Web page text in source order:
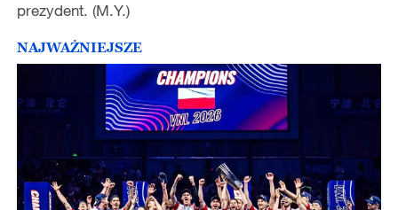
prezydent. (M.Y.)
NAJWAŻNIEJSZE